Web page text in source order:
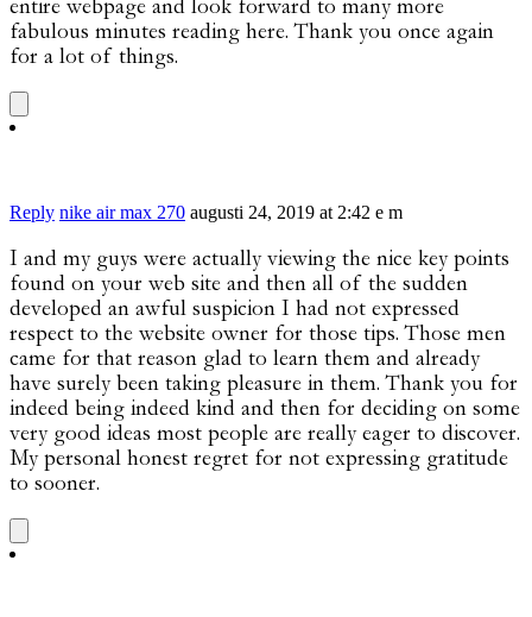
entire webpage and look forward to many more
fabulous minutes reading here. Thank you once again
for a lot of things.
Reply nike air max 270 augusti 24, 2019 at 2:42 e m
I and my guys were actually viewing the nice key points
found on your web site and then all of the sudden
developed an awful suspicion I had not expressed
respect to the website owner for those tips. Those men
came for that reason glad to learn them and already
have surely been taking pleasure in them. Thank you for
indeed being indeed kind and then for deciding on some
very good ideas most people are really eager to discover.
My personal honest regret for not expressing gratitude
to sooner.